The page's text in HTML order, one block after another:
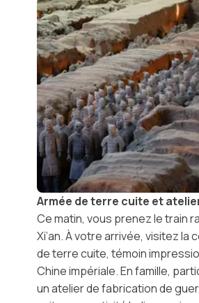
Armée de terre cuite et
Ce matin, vous prenez letrain
Xi’an. À votre arrivée, visitez la
de terre cuite, témoin
Chine impériale. En famille,
unatelier de fabrication de